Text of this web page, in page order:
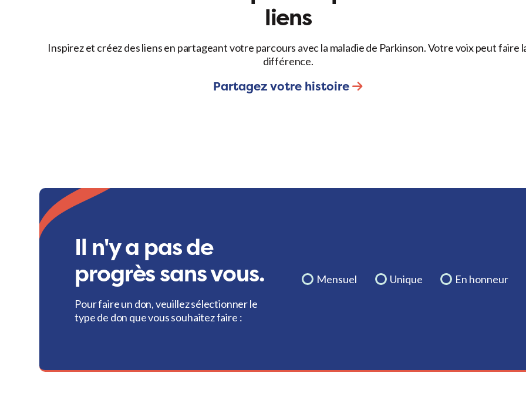
liens
Inspirez et créez des liens en partageant votre parcours avec la maladie de Parkinson. Votre voix peut faire
différence.
Partagez votre histoire
Il n'y a pas de
progrès sans vous.
Pour faire un don, veuillez sélectionner le
type de don que vous souhaitez faire :
Mensuel Unique En honneur